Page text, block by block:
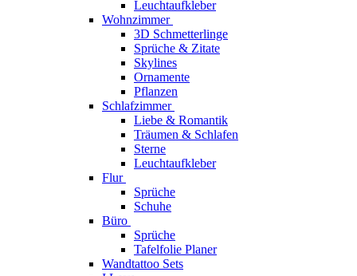
Leuchtaufkleber
Wohnzimmer
3D Schmetterlinge
Sprüche & Zitate
Skylines
Ornamente
Pflanzen
Schlafzimmer
Liebe & Romantik
Träumen & Schlafen
Sterne
Leuchtaufkleber
Flur
Sprüche
Schuhe
Büro
Sprüche
Tafelfolie Planer
Wandtattoo Sets